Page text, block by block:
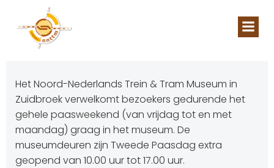
Het Noord-Nederlands Trein & Tram Museum in
Zuidbroek verwelkomt bezoekers gedurende het
gehele paasweekend (van vrijdag tot en met
maandag) graag in het museum. De
museumdeuren zijn Tweede Paasdag extra
geopend van 10.00 uur tot 17.00 uur.